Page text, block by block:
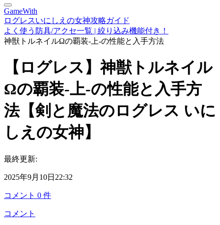
GameWith
ログレスいにしえの女神攻略ガイド
よく使う防具/アクセ一覧 | 絞り込み機能付き！
神獣トルネイルΩの覇装-上-の性能と入手方法
【ログレス】神獣トルネイル
Ωの覇装-上-の性能と入手方
法【剣と魔法のログレス いに
しえの女神】
最終更新:
2025年9月10日22:32
コメント 0 件
コメント